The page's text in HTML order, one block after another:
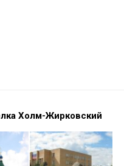
Холм-Жирковский